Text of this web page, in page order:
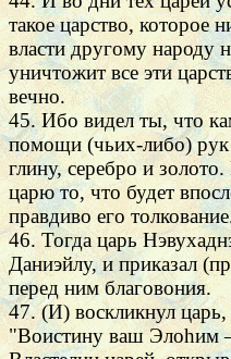
такое царство, которое
власти другому народу
уничтожит все эти
вечно.
45. Ибо видел ты, что
помощи (чьих-либо) рук
глину, серебро и
царю то, что будет
правдиво его
46. Тогда царь
Даниэйлу, и приказал
перед ним благовония.
47. (И) воскликнул царь,
"Воистину ваш Элоhим